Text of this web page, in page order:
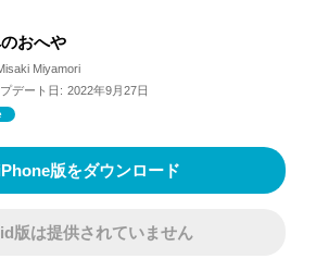
おへや
Miyamori
デート日: 2022年9月27日
版をダウンロード
版は提供されていません